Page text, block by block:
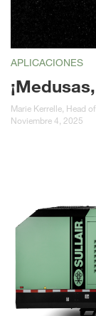
APLICACIONES
Marie Kerrelle, Head
Noviembre 4, 2025